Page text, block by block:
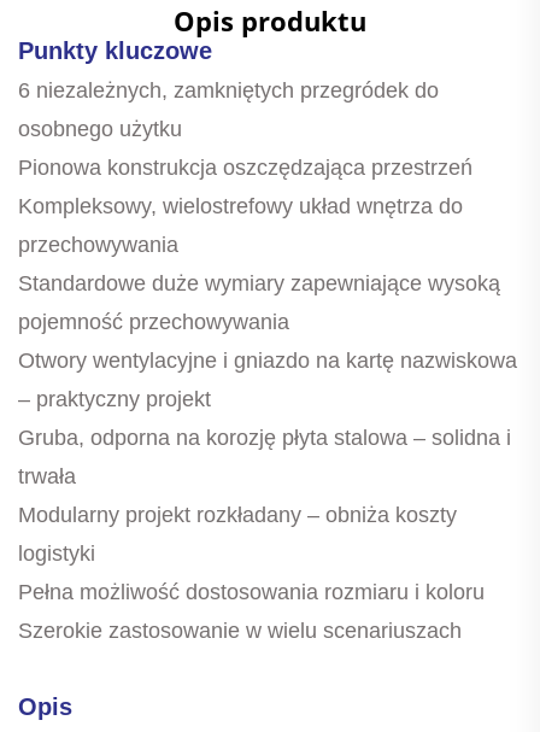
Opis produktu
Punkty kluczowe
6 niezależnych, zamkniętych przegródek do
osobnego użytku
Pionowa konstrukcja oszczędzająca przestrzeń
Kompleksowy, wielostrefowy układ wnętrza do
przechowywania
Standardowe duże wymiary zapewniające wysoką
pojemność przechowywania
Otwory wentylacyjne i gniazdo na kartę nazwiskowa
– praktyczny projekt
Gruba, odporna na korozję płyta stalowa – solidna i
trwała
Modularny projekt rozkładany – obniża koszty
logistyki
Pełna możliwość dostosowania rozmiaru i koloru
Szerokie zastosowanie w wielu scenariuszach
Opis